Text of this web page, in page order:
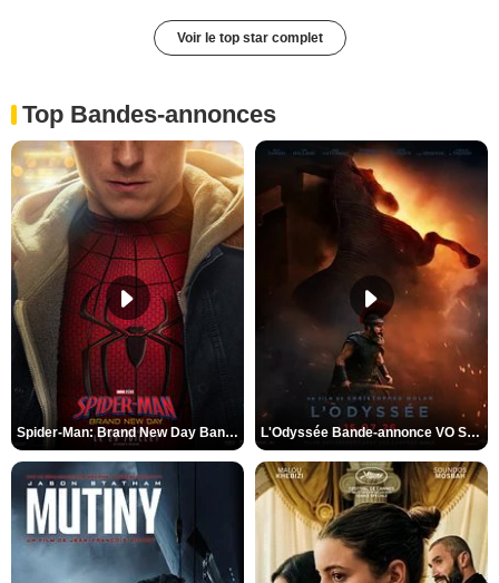
Voir le top star complet
Top Bandes-annonces
Spider-Man: Brand New Day Bande-annonce VO STFR L'Odyssée Bande-annonce VO STFR